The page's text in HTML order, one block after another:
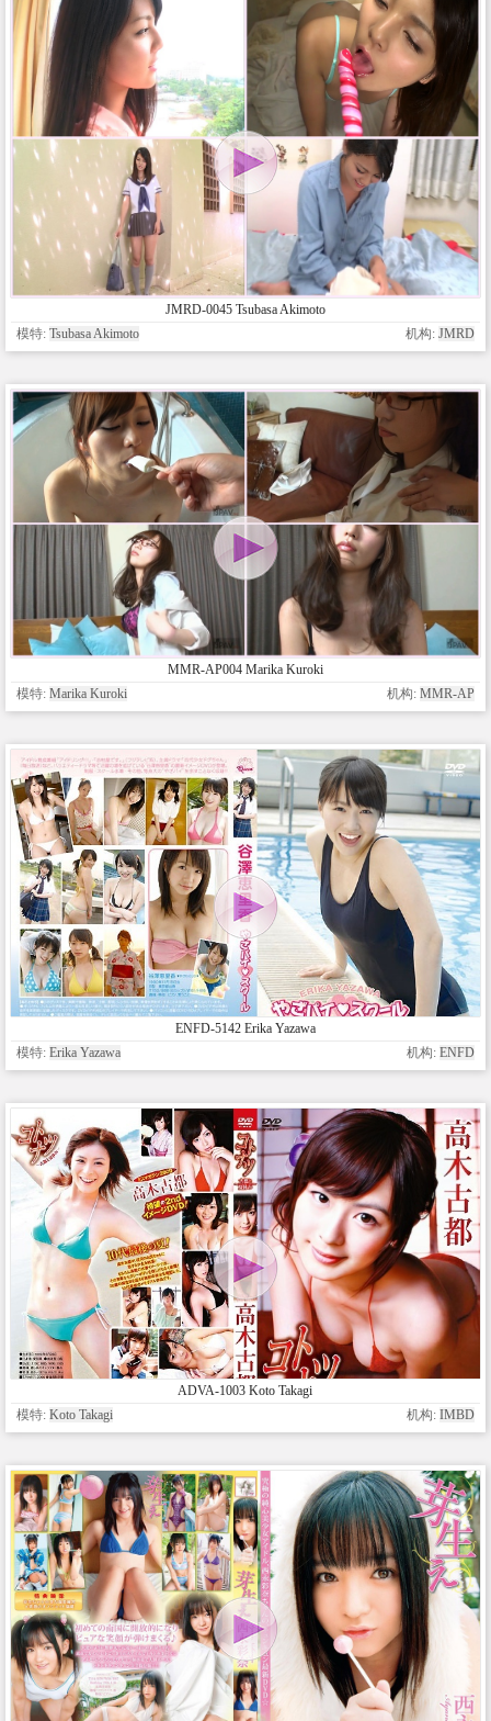
JMRD-0045 Tsubasa Akimoto
模特: Tsubasa Akimoto 机构: JMRD
MMR-AP004 Marika Kuroki
模特: Marika Kuroki 机构: MMR-AP
ENFD-5142 Erika Yazawa
模特: Erika Yazawa 机构: ENFD
ADVA-1003 Koto Takagi
模特: Koto Takagi 机构: IMBD